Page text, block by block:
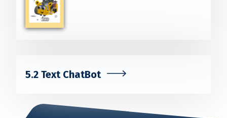
5.2 Text ChatBot